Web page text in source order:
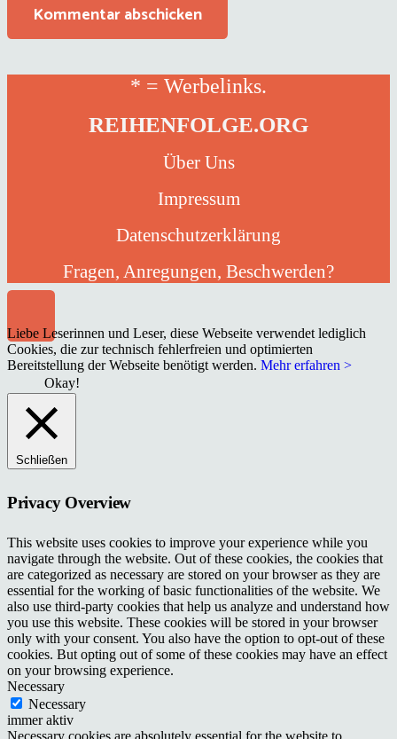
Kommentar abschicken
* = Werbelinks.
REIHENFOLGE.ORG
Über Uns
Impressum
Datenschutzerklärung
Fragen, Anregungen, Beschwerden?
Liebe Leserinnen und Leser, diese Webseite verwendet lediglich
Cookies, die zur technisch fehlerfreien und optimierten
Bereitstellung der Webseite benötigt werden. Mehr erfahren >
Okay!
Schließen
Privacy Overview
This website uses cookies to improve your experience while you
navigate through the website. Out of these cookies, the cookies that
are categorized as necessary are stored on your browser as they are
essential for the working of basic functionalities of the website. We
also use third-party cookies that help us analyze and understand how
you use this website. These cookies will be stored in your browser
only with your consent. You also have the option to opt-out of these
cookies. But opting out of some of these cookies may have an effect
on your browsing experience.
Necessary
Necessary
immer aktiv
Necessary cookies are absolutely essential for the website to